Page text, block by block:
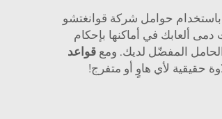
حوامل شركة قوانغتشو
ألعابك في أماكنها بإحكام
المفضّل لديك. ومعقواعد
حقيقية لأي هاوٍ أو متفرج!